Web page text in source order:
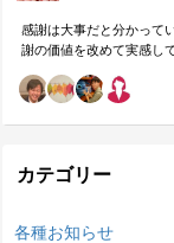
感謝は大事だと分かって
謝の価値を改めて実感し
カテゴリー
各種お知らせ